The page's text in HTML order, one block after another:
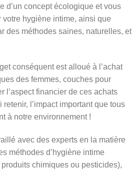
d’un concept écologique et vous
votre hygiène intime, ainsi que
des méthodes saines, naturelles, et
conséquent est alloué à l’achat
des femmes, couches pour
l’aspect financier de ces achats
l’impact important que tous
à notre environnement !
avec des experts en la matière
méthodes d’hygiène intime
chimiques ou pesticides),